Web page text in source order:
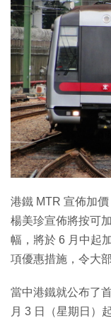
港鐵 MTR 宣佈加
楊美珍宣佈將按可
幅，將於 6 月中起
項優惠措施，令大
當中港鐵就公布了
月 3 日（星期日）